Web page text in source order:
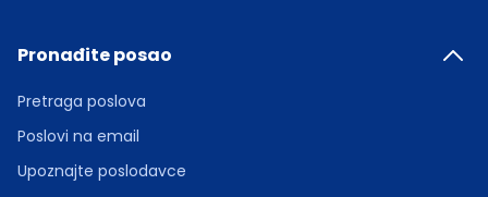
Pronađite posao
Pretraga poslova
Poslovi na email
Upoznajte poslodavce